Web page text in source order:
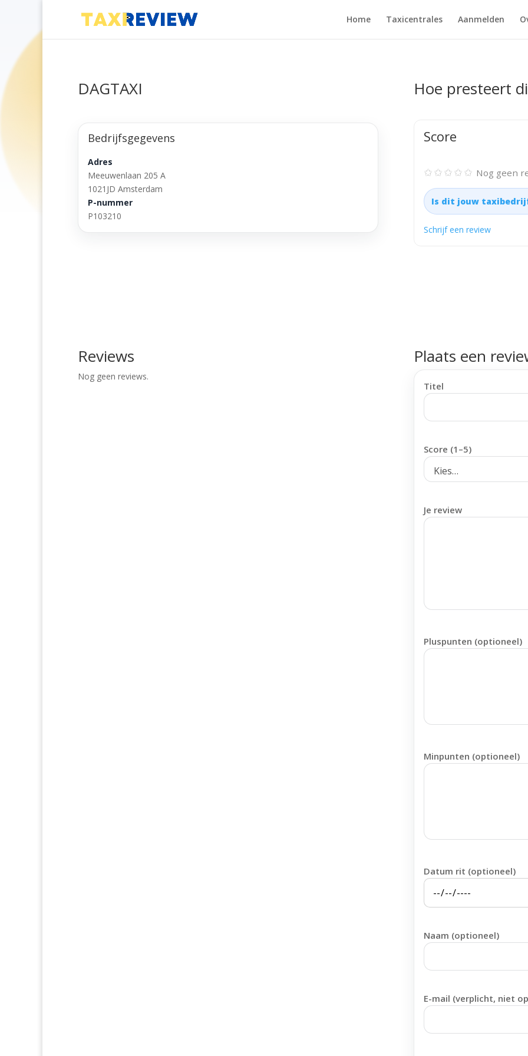
Home Taxicentrales Aanmelden
DAGTAXI
Bedrijfsgegevens
Adres
Meeuwenlaan 205 A
1021JD Amsterdam
P-nummer
P103210
Hoe presteert
Score
✩✩✩✩✩ Nog geen
Is dit jouw
Schrijf een review
Reviews
Nog geen reviews.
Plaats een
Titel
Score (1–5)
Je review
Pluspunten (optioneel)
Minpunten (optioneel)
Datum rit (optioneel)
Naam (optioneel)
E-mail (verplicht, niet